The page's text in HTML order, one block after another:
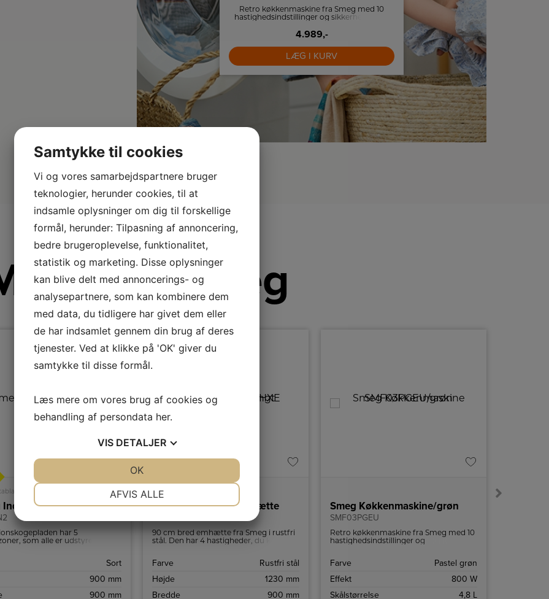
Retro køkkenmaskine fra Smeg med 10
hastighedsindstillinger og sikkerhedsstop.
Retro køkkenmaskine fra Smeg med 10
hastighedsindstillinger og sikkerhedsstop.
4.989,-
LÆG I KURV
Retro røremaskine fra Smeg
hastighedsindstillinger og
LÆG I KURV
fra Smeg
Induktionskomfur
har 5
som alle er udstyret med
Sort
900 mm
900 mm
G
Produktdatablad
Smeg Væghængt emhætte
90 cm bred emhætte fra Smeg i rustfri
stål. Den har 4 hastigheder, du kan
Farve
Rustfri stål
Højde
1230 mm
Bredde
900 mm
Smeg Køkkenmaskine/grøn
SMF03PGEU
Retro køkkenmaskine fra Smeg med 10
hastighedsindstillinger og
Farve
Pastel grøn
Effekt
800 W
Skålstørrelse
4,8 L
Samtykke til cookies
Vi og vores samarbejdspartnere bruger
teknologier, herunder cookies, til at
indsamle oplysninger om dig til forskellige
formål, herunder: Tilpasning af annoncering,
bedre brugeroplevelse, funktionalitet,
statistik og marketing. Disse oplysninger
kan blive delt med annoncerings- og
analysepartnere, som kan kombinere dem
med data, du tidligere har givet dem eller
de har indsamlet gennem din brug af deres
tjenester. Ved at klikke på 'OK' giver du
samtykke til disse formål.
Læs mere om vores brug af cookies og
behandling af persondata her.
VIS DETALJER
MARKETING STATISTIK
AFVIS ALLE
OK